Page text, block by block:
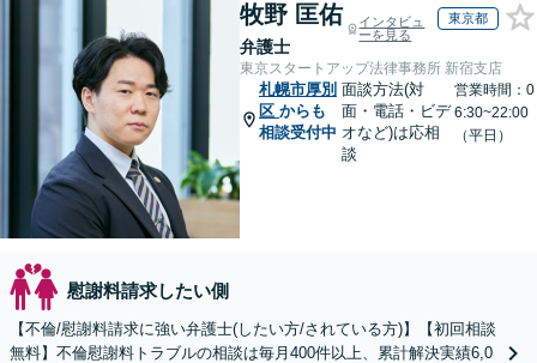
牧野 匡佑
弁護士
インタビュ
ーを見る
東京都
東京スタートアップ法律事務所 新宿支店
札幌市厚別
区 からも
相談受付中
面談方法(対
面・電話・ビデ
オなど)は応相
談
営業時間：0
6:30~22:00
（平日）
慰謝料請求したい側
【不倫/慰謝料請求に強い弁護士(したい方/されている方)】【初回相談
無料】不倫慰謝料トラブルの相談は毎月400件以上、累計解決実績6,0